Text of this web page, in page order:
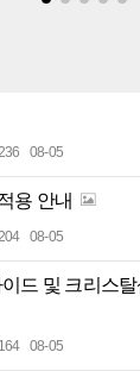
08-05
용 안내
08-05
드 및 크리스
08-05